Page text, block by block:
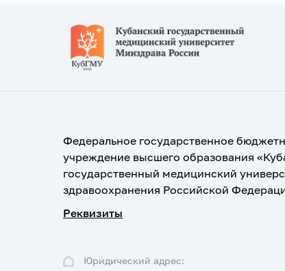
Федеральное государственное
учреждение высшего образования
государственный медицинский
здравоохранения Российской
Реквизиты
Юридический адрес: